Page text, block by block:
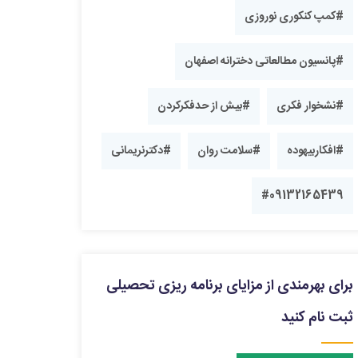
#کمپ کنکوری نوروزی
#پانسیون مطالعاتی دخترانه اصفهان
#نشخوار فکری #بیش از حدفکرکردن
#افکاربیهوده #سلامت روان #دکترنریمانی
#09132165439
برای بهرمندی از مزایای برنامه ریزی تحصیلی
ثبت نام کنید